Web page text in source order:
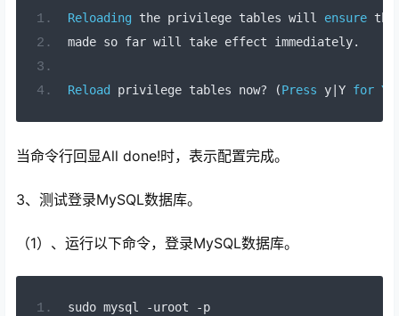
Reloading the privilege tables will ensure
made so far will take effect immediately.
Reload privilege tables now? (Press y| Y for
当命令行回显All done!时，表示配置完成。
3、测试登录MySQL数据库。
（1）、运行以下命令，登录MySQL数据库。
sudo mysql -uroot -p